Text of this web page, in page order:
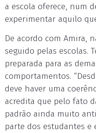
a escola oferece, num
experimentar aquilo
De acordo com Amira,
seguido pelas escolas.
preparada para as
comportamentos.
deve haver uma
acredita que pelo fato
padrão ainda muito
parte dos estudantes e